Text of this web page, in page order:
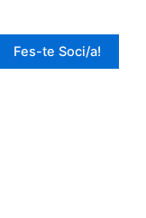
Fes-te Soci/a!